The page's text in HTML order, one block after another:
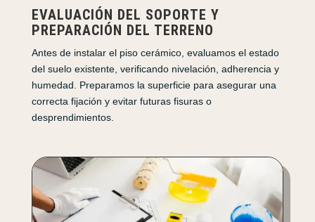
EVALUACIÓN DEL SOPORTE Y
PREPARACIÓN DEL TERRENO
Antes de instalar el piso cerámico, evaluamos el estado
del suelo existente, verificando nivelación, adherencia y
humedad. Preparamos la superficie para asegurar una
correcta fijación y evitar futuras fisuras o
desprendimientos.